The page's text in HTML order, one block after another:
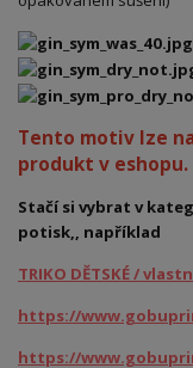
Tento motiv lze
produkt v eshopu.
Stačí si vybrat v
potisk,, například
TRIKO DĚTSKÉ /
https://
https://